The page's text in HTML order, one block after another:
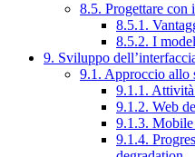
8.5. Progettare con
8.5.1.
8.5.2. I
9. Sviluppo
9.1. Approccio allo
9.1.1.
9.1.2. Web
9.1.3.
9.1.4.